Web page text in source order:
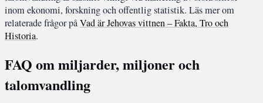
inom ekonomi, forskning och offentlig statistik. Läs mer om
relaterade frågor påVad är Jehovas vittnen – Fakta, Tro och
Historia.
FAQ om miljarder, miljoner och
talomvandling